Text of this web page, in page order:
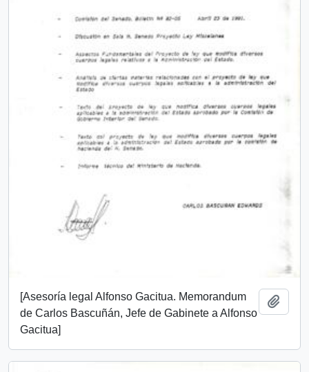
[Asesoría legal Alfonso Gacitua. Memorandum
de Carlos Bascuñán, Jefe de Gabinete a Alfonso
Gacitua]